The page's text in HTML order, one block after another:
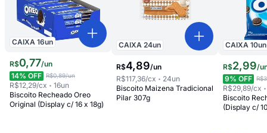
CAIXA 16un
R$0,77/un
14% OFF R$0,89/un
R$12,29/cx 16un
Biscoito Recheado Oreo
Original (Display c/ 16 x 18g)
CAIXA24un
R$4,89/un
R$117,36/cx 24un
Biscoito Maizena Tradicional
Pilar 307g
CAIXA10un
R$2,99/
9% OFF
R$29,89/cx
Biscoito
(Display c/